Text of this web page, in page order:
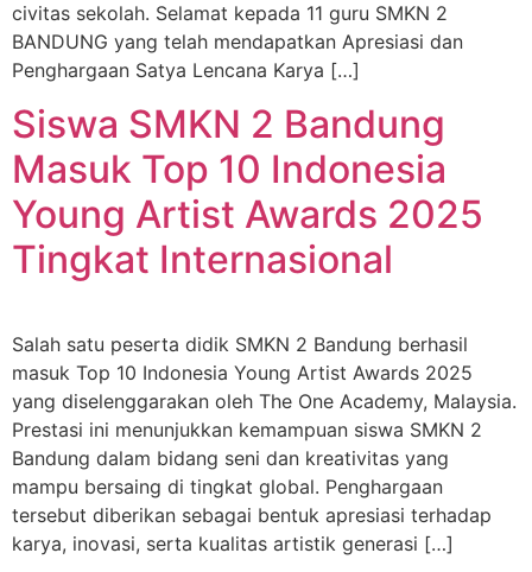
civitas sekolah. Selamat kepada 11 guru SMKN 2
BANDUNG yang telah mendapatkan Apresiasi dan
Penghargaan Satya Lencana Karya […]
Siswa SMKN 2 Bandung
Masuk Top 10 Indonesia
Young Artist Awards 2025
Tingkat Internasional
Salah satu peserta didik SMKN 2 Bandung berhasil
masuk Top 10 Indonesia Young Artist Awards 2025
yang diselenggarakan oleh The One Academy, Malaysia.
Prestasi ini menunjukkan kemampuan siswa SMKN 2
Bandung dalam bidang seni dan kreativitas yang
mampu bersaing di tingkat global. Penghargaan
tersebut diberikan sebagai bentuk apresiasi terhadap
karya, inovasi, serta kualitas artistik generasi […]